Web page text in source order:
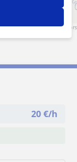
OpenStreetMapcontributors
20 €/h